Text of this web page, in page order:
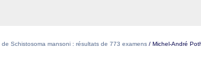
Schistosoma mansoni : résultats de 773 examens / Michel-André